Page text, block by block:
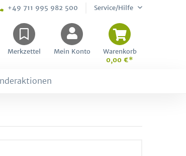
+49 711 995 982 500 Service/Hilfe
Merkzettel Mein Konto
Warenkorb
0,00 €*